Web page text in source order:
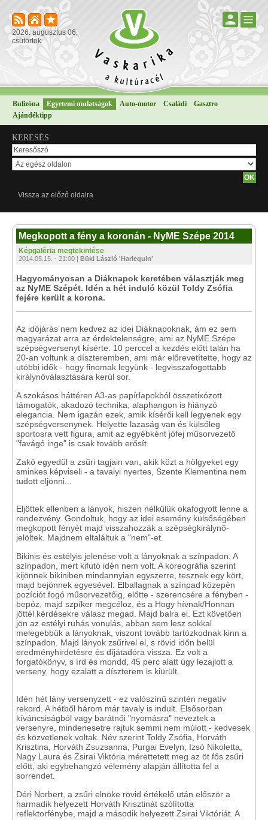
2026. augusztus 06.
csütörtök
Bulizóna Egyetemi mulatságok Auto-motor Családi
Gasztro
Ajándéktipp
KERESÉS
Vissza az előző oldalra
Megkopott a fény a koronán - NyME Szépe 2014
Képgaléria megtekintése
2014.05.15. - 21:00 | Büki László 'Harlequin'
Hagyományosan a Diáknapok keretében választják meg
az NyME Szépét. Idén a hét induló közül Toldy Zsófia
fejére került a korona.
Az időjárás nem kedvez az idei Diáknapoknak, ám ez sem
magyarázat arra az érdektelenségre, ami az NyME Szépe
szépségversenyt kísérte. 10 perccel a kezdés előtt talán ha
20-an voltunk a díszteremben, ami már előrevetítette, hogy az
utóbbi idők - hogy finomak legyünk - legvisszafogottabb
királynőválasztására kerül sor.
A szokásos háttéren A3-as papírlapokból összetixózott
támogatók, akadozó technika, alaphangon is hiányzó
elegancia. Nem igazán ezek, amik kísérői kell legyenek egy
szépségversenynek. Helyette lazaság van és külsőleg
sportosra vett figura, amit az egyébként jófej műsorvezető
"favágó inge" is csak tovább erősít.
Zakó egyedül a zsűri tagjain van, akik közt a hölgyeket egy
sminkes képviseli - a tavalyi nyertes, Szente Klementina nem
tudott eljönni...
Eljöttek ellenben a lányok, hiszen nélkülük okafogyott lenne a
rendezvény. Gondoltuk, hogy az idei esemény külsőségében
megkopott fényét majd visszahozzák a szépségkirálynő-
jelöltek. Majdnem eltaláltuk a "nem"-et.
Bikinis és estélyis jelenése volt a lányoknak a színpadon. A
színpadon, mert kifutó idén nem volt. A koreográfia szerint
kijönnek bikiniben mindannyian egyszerre, tesznek egy kört,
majd bejönnek egyesével. Elballagnak a színpad közepén
pozíciót fogó műsorvezetőig, előtte - szerencsére a fényben -
bepóz, majd szpíker megcéloz, és a Hogy hívnak/Honnan
jöttél kérdésekre válasz megad. Majd balra el. Ezt követően
jön az estélyi ruhás vonulás, abban sem lesz sokkal
melegebbük a lányoknak, viszont tovább tartózkodnak kinn a
színpadon. Majd lányok zsűrivel el, s rövid időn belül
eredményhirdetésre és díjátadóra vissza. Ez volt a
forgatókönyv, s írd és mondd, 45 perc alatt úgy lezajlott a
verseny, hogy ezalatt a díszterem is kiürült.
Idén hét lány versenyzett - ez valószínű szintén negatív
rekord. A hétből három már tavaly is indult. Elsősorban
kíváncsiságból vagy barátnői "nyomásra" neveztek a
versenyre, mindenesetre rajtuk semmi nem múlott - kedvesek
és közvetlenek voltak. Név szerint Toldy Zsófia, Horváth
Krisztina, Horváth Zsuzsanna, Purgai Evelyn, Izsó Nikoletta,
Nagy Laura és Zsirai Viktória mérettetett meg az öt fős zsűri
előtt, aki egybehangzó vélemény alapján állította fel a
sorrendet.
Déri Norbert, a zsűri elnöke rövid értékelő után először a
harmadik helyezett Horváth Krisztinát szólította
reflektorfénybe, majd a második helyezett Zsirai Viktóriát. A